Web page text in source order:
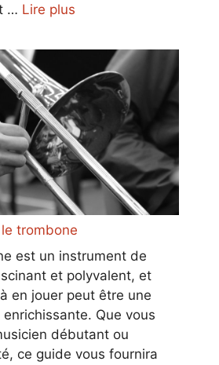
… Lire plus
trombone
est un instrument de
et polyvalent, et
en jouer peut être une
enrichissante. Que vous
débutant ou
ce guide vous fournira